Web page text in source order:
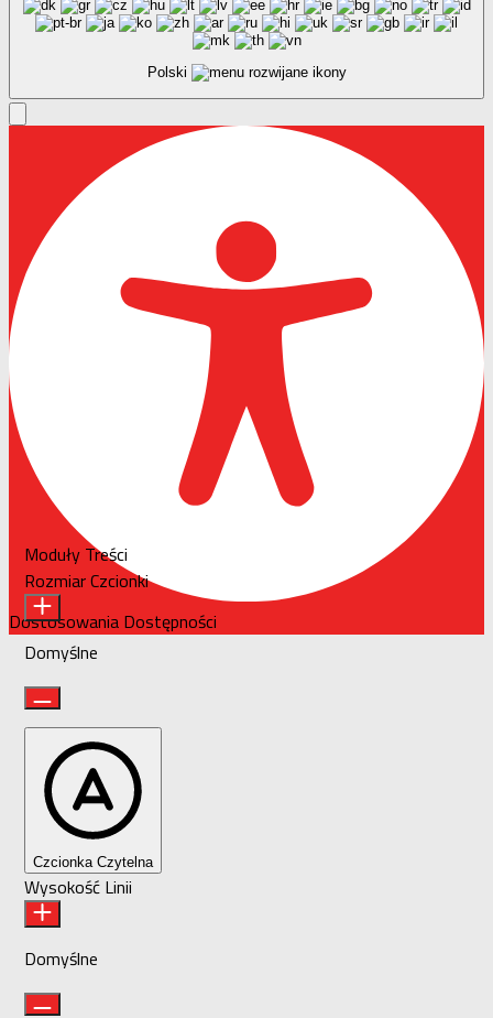
Polski
Dostosowania Dostępności
Moduły Treści
Rozmiar Czcionki
Domyślne
Czcionka Czytelna
Wysokość Linii
Domyślne